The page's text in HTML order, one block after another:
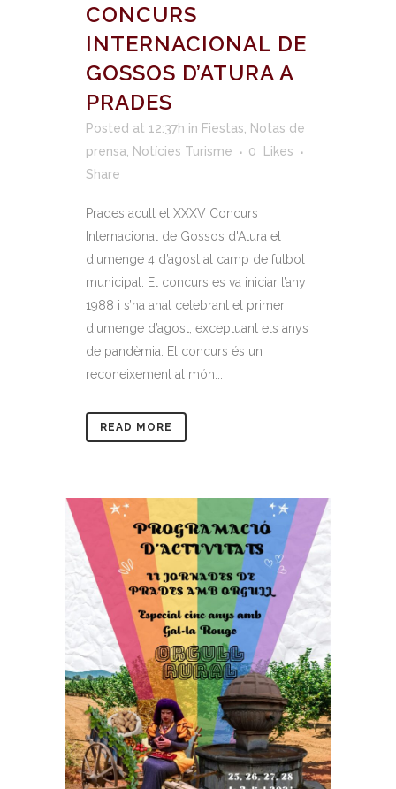
CONCURS
INTERNACIONAL DE
GOSSOS D’ATURA A
PRADES
Posted at 12:37h in Fiestas
Notas de
prensa
Notícies Turisme 0
Likes
Share
Prades acull el XXXV Concurs
Internacional de Gossos d'Atura el
diumenge 4 d’agost al camp de futbol
municipal. El concurs es va iniciar l’any
1988 i s’ha anat celebrant el primer
diumenge d’agost, exceptuant els anys
de pandèmia. El concurs és un
reconeixement al món...
READ MORE